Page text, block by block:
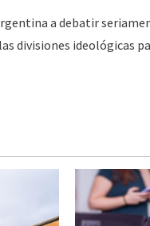
a debatir
divisiones ideológicas